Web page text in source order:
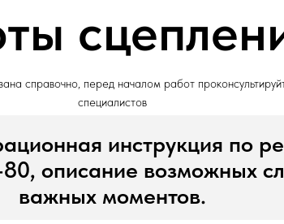
справочно, перед началом работ
специалистов
инструкция по
описание возможных
важных моментов.